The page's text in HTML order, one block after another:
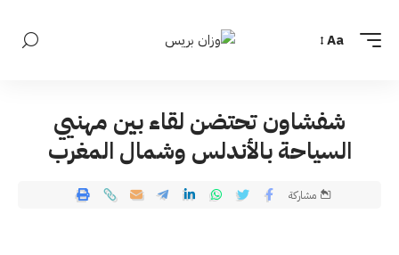
Aa
شفشاون تحتضن لقاء بين مهنيي
السياحة بالأندلس وشمال المغرب
مشاركة